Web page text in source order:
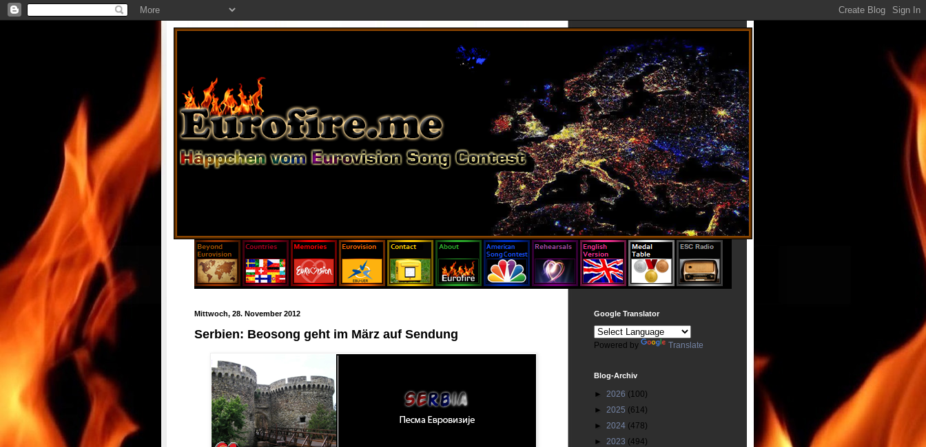
Mittwoch, 28. November 2012
Serbien: Beosong geht im März auf Sendung
Google Translator
Powered by Translate
Blog-Archiv
► 2026 (100)
► 2025 (614)
► 2024 (478)
► 2023 (494)